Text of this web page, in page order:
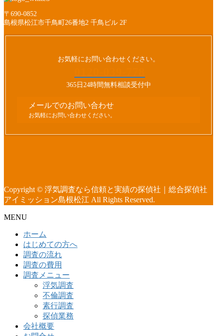
〒690-0852
島根県松江市千鳥町26番地2 千鳥ビル 2F
お気軽にお問い合わせください。
365日24時間無料相談受付中
メールでのお問い合わせ
お気軽にお問い合わせください。
Copyright © 浮気調査なら信頼と実績の探偵社｜総合探偵社
アイミッション島根松江 All Rights Reserved.
MENU
ホーム
はじめての方へ
調査の流れ
調査の費用
調査メニュー
浮気調査
不倫調査
素行調査
探偵業務
会社概要